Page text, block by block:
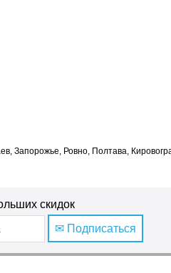
Запорожье, Ровно, Полтава,
скидок
✉ Подписаться